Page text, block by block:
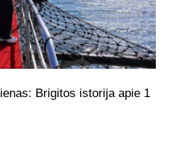
Brigitos istorija apie 1